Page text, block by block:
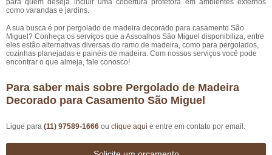
para quem deseja incluir uma cobertura protetora em ambientes externos
como varandas e jardins.
A sua busca é por pergolado de madeira decorado para casamento São
Miguel? Conheça os serviços que a Assoalhos São Miguel disponibiliza, entre
eles estão alternativas diversas do ramo de madeira, como para pergolados,
cozinhas planejadas e painéis de madeira. Com nossos serviços você pode
encontrar o que almeja, fale conosco!
Para saber mais sobre Pergolado de Madeira
Decorado para Casamento São Miguel
Ligue para (11) 97589-1666 ou clique aqui e entre em contato por email.